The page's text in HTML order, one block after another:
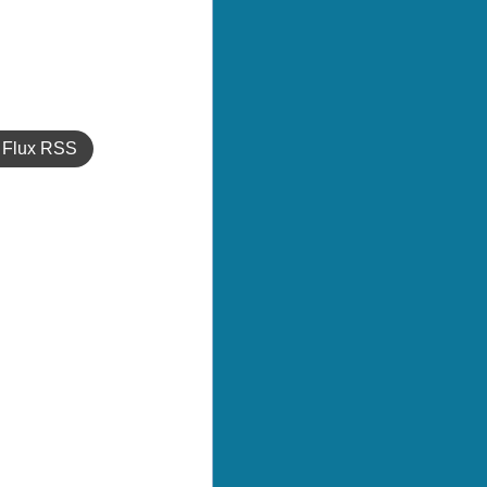
Flux RSS